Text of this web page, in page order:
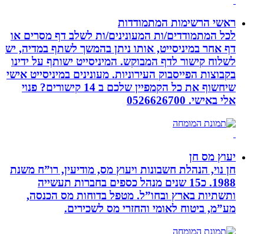
ראשי הרשימות המתמודדות
לכל המתמודדים/ות המעונינים/ות לשלב דף מסרים או
דף אחר במיניסייט, אותו ניתן בהמשך לשתף במדיה, יש
לשלוח קישור לדף המבוקש. המיניסייט ישותף על ידינו
בקבוצות הפייסבוק העירוניות. מעונינים במיניסייט אישי
שיחשוף את כל הקמפיין שלכם ב 14 קישורים? פנוי
אלי באישי. 0526626700
יעוץ מס חן
חן נוי, הנהלת חשבונות ויעוץ מס, מודיעין, רו”ח משנת
1988. כ15 שנים מנהל כספים בחברות תעשייה
ותשתיות בארץ ובחו”ל. מטפל בדוחות מס הכנסה,
מע”מ, ביטוח לאומי והחזרי מס לשכירים.